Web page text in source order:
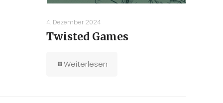
4. Dezember 2024
Twisted Games
Weiterlesen